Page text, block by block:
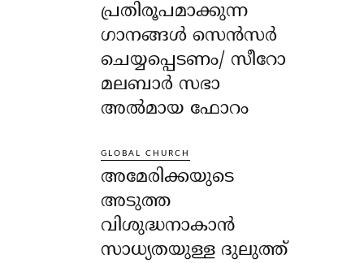
പ്രതിരൂപമാക്കുന്ന
ഗാനങ്ങൾ സെൻസർ
ചെയ്യപ്പെടണം/ സീറോ
മലബാർ സഭാ
അൽമായ ഫോറം
GLOBAL CHURCH
അമേരിക്കയുടെ
അടുത്ത
വിശുദ്ധനാകാൻ
സാധ്യതയുള്ള ദുലുത്ത്